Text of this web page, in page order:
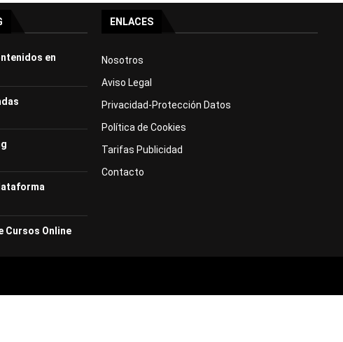
en
Cursos Online
ENLACES
Nosotros
Aviso Legal
Privacidad-Protección Datos
Política de Cookies
Tarifas Publicidad
Contacto